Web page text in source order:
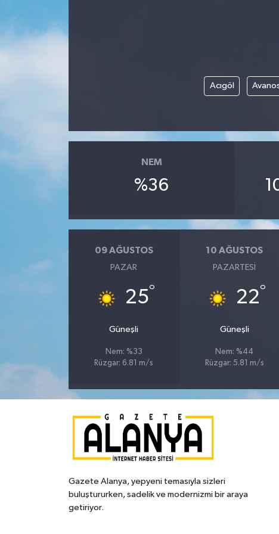
Acıgöl
NEM
%36
09 AĞUSTOS
PAZAR
25°
Güneşli
Nem: %33
Rüzgar: 6.81 m/s
10 AĞUSTOS
PAZARTESI
22°
Güneşli
Nem: %44
Rüzgar: 5.81 m/s
Gazete Alanya, yepyeni temasıyla sizleri
buluştururken, sadelik ve modernizmi bir araya
getiriyor.